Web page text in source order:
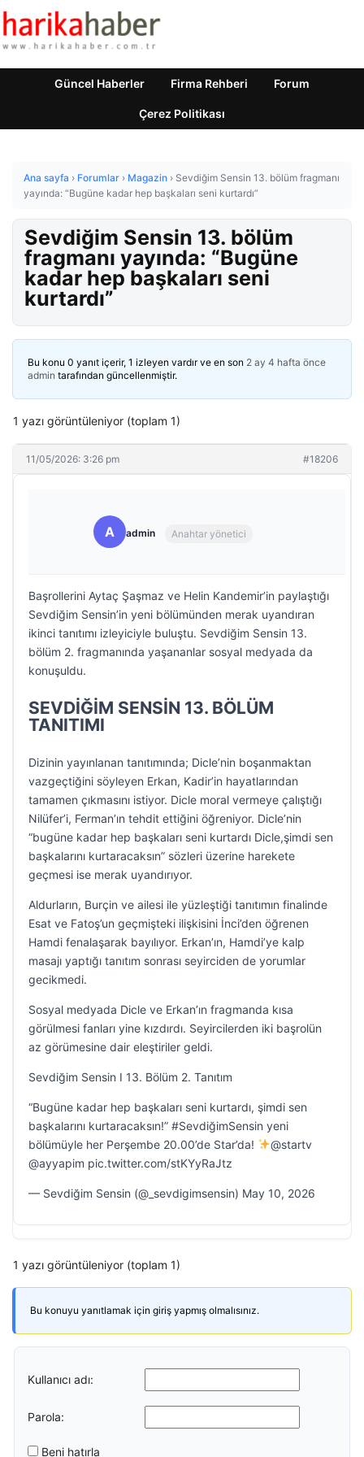
Güncel Haberler Firma Rehberi Forum
Çerez Politikası
Ana sayfa › Forumlar › Magazin › Sevdiğim Sensin 13. bölüm fragmanı
yayında: “Bugüne kadar hep başkaları seni kurtardı”
Sevdiğim Sensin 13. bölüm
fragmanı yayında: “Bugüne
kadar hep başkaları seni
kurtardı”
Bu konu 0 yanıt içerir, 1 izleyen vardır ve en son 2 ay 4 hafta önce
admin tarafından güncellenmiştir.
1 yazı görüntüleniyor (toplam 1)
11/05/2026: 3:26 pm #18206
A admin Anahtar yönetici
Başrollerini Aytaç Şaşmaz ve Helin Kandemir’in paylaştığı
Sevdiğim Sensin’in yeni bölümünden merak uyandıran
ikinci tanıtımı izleyiciyle buluştu. Sevdiğim Sensin 13.
bölüm 2. fragmanında yaşananlar sosyal medyada da
konuşuldu.
SEVDİĞİM SENSİN 13. BÖLÜM
TANITIMI
Dizinin yayınlanan tanıtımında; Dicle’nin boşanmaktan
vazgeçtiğini söyleyen Erkan, Kadir’in hayatlarından
tamamen çıkmasını istiyor. Dicle moral vermeye çalıştığı
Nilüfer’i, Ferman’ın tehdit ettiğini öğreniyor. Dicle’nin
“bugüne kadar hep başkaları seni kurtardı Dicle,şimdi sen
başkalarını kurtaracaksın” sözleri üzerine harekete
geçmesi ise merak uyandırıyor.
Aldurların, Burçin ve ailesi ile yüzleştiği tanıtımın finalinde
Esat ve Fatoş’un geçmişteki ilişkisini İnci’den öğrenen
Hamdi fenalaşarak bayılıyor. Erkan’ın, Hamdi’ye kalp
masajı yaptığı tanıtım sonrası seyirciden de yorumlar
gecikmedi.
Sosyal medyada Dicle ve Erkan’ın fragmanda kısa
görülmesi fanları yine kızdırdı. Seyircilerden iki başrolün
az görümesine dair eleştiriler geldi.
Sevdiğim Sensin I 13. Bölüm 2. Tanıtım
“Bugüne kadar hep başkaları seni kurtardı, şimdi sen
başkalarını kurtaracaksın!” #SevdiğimSensin yeni
bölümüyle her Perşembe 20.00’de Star’da!
@startv
@ayyapim pic.twitter.com/stKYyRaJtz
— Sevdiğim Sensin (@_sevdigimsensin) May 10, 2026
1 yazı görüntüleniyor (toplam 1)
Bu konuyu yanıtlamak için giriş yapmış olmalısınız.
Kullanıcı adı:
Parola:
Beni hatırla